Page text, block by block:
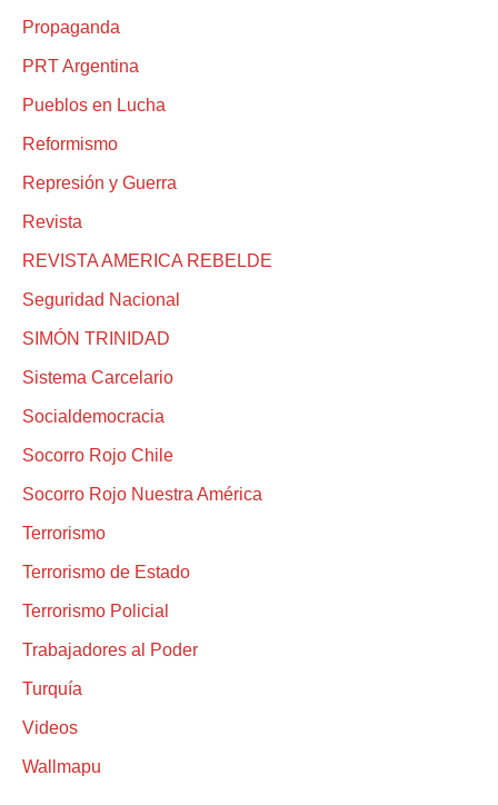
Propaganda
PRT Argentina
Pueblos en Lucha
Reformismo
Represión y Guerra
Revista
REVISTA AMERICA REBELDE
Seguridad Nacional
SIMÓN TRINIDAD
Sistema Carcelario
Socialdemocracia
Socorro Rojo Chile
Socorro Rojo Nuestra América
Terrorismo
Terrorismo de Estado
Terrorismo Policial
Trabajadores al Poder
Turquía
Videos
Wallmapu